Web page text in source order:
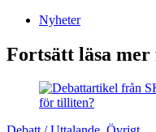
Nyheter
Fortsätt läsa mer